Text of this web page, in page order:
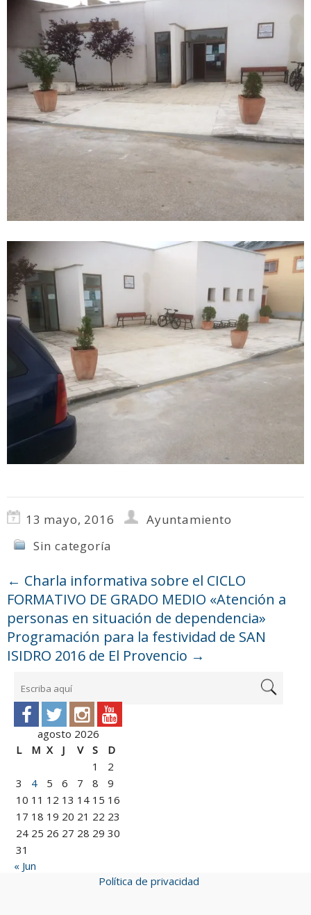
13 mayo, 2016
Ayuntamiento
Sin categoría
← Charla informativa sobre el CICLO
FORMATIVO DE GRADO MEDIO «Atención a
personas en situación de dependencia»
Programación para la festividad de SAN
ISIDRO 2016 de El Provencio →
agosto 2026
L
M X J V S
D
1
2
3
4 5 6 7 8
9
10 11 12 13 14 15 16
17 18 19 20 21 22 23
24 25 26 27 28 29 30
31
« Jun
Política de privacidad